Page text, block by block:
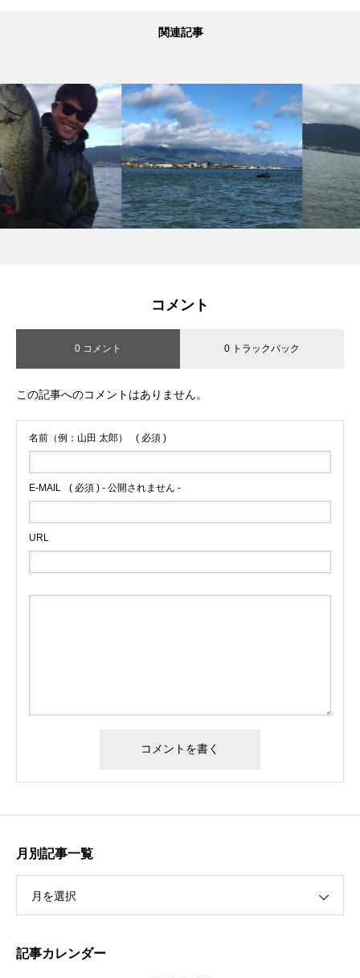
関連記事
コメント
0 コメント 0 トラックバック
この記事へのコメントはありません。
名前（例：山田 太郎） ( 必須 )
E-MAIL ( 必須 ) - 公開されません -
URL
月別記事一覧
月を選択
記事カレンダー